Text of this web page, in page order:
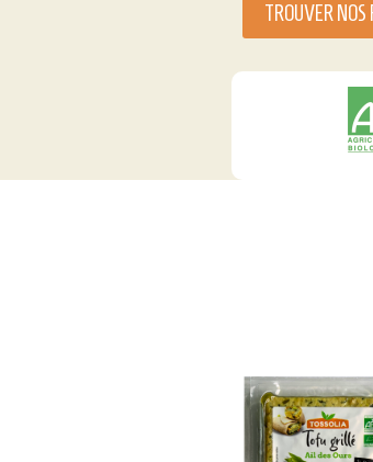
TROUVER NOS